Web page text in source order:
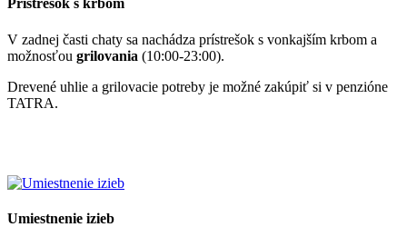
Prístrešok s krbom
V zadnej časti chaty sa nachádza prístrešok s vonkajším krbom a
možnosťou grilovania (10:00-23:00).
Drevené uhlie a grilovacie potreby je možné zakúpiť si v penzióne
TATRA.
Umiestnenie izieb